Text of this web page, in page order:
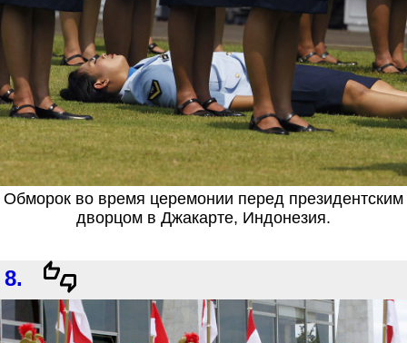
Обморок во время церемонии перед президентским
дворцом в Джакарте, Индонезия.
8.